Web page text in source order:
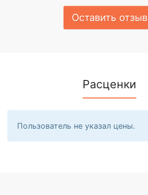
Оставить отзыв
Расценки
Пользователь не указал цены.